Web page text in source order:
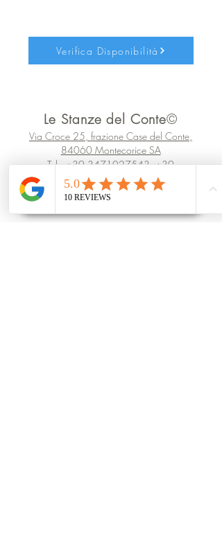
Verifica Disponibilità
Le Stanze del Conte©
Via Croce 25, frazione Case del Conte,
84060 Montecorice SA
Tel.:+39 3471027543 +39
3288645258
infostanzedelconte@gmail.com